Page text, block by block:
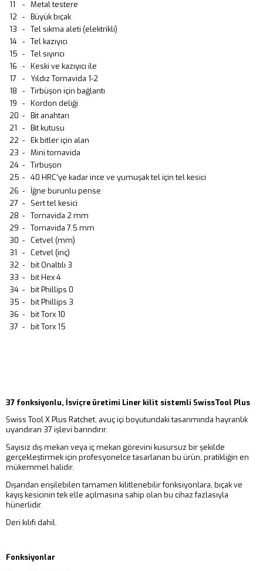
11 - Metal testere
12 - Büyük bıçak
13 - Tel sıkma aleti (elektrikli)
14 - Tel kazıyıcı
15 - Tel sıyırıcı
16 - Keski ve kazıyıcı ile
17
-
Yıldız Tornavida 1-2
18 - Tirbüşon için bağlantı
19 - Kordon deliği
20 - Bit anahtarı
21 - Bit kutusu
22 - Ek bitler için alan
23 - Mini tornavida
24 - Tirbuşon
25 - 40 HRC'ye kadar ince ve yumuşak tel için tel kesici
26 -
İğne burunlu pense
27 -
Sert tel kesici
28 - Tornavida 2 mm
29 - Tornavida 7.5 mm
30 -
Cetvel (mm)
31 -
Cetvel (inç)
32 - bit Onaltılı 3
33 - bit Hex 4
34 - bit Phillips 0
35 - bit Phillips 3
36 - bit Torx 10
37 - bit Torx 15
37 fonksiyonlu, İsviçre üretimi Liner kilit sistemli SwissTool Plus
Swiss Tool X Plus Ratchet, avuç içi boyutundaki tasarımında hayranlık
uyandıran 37 işlevi barındırır.
Sayısız dış mekan veya iç mekan görevini kusursuz bir şekilde
gerçekleştirmek için profesyonelce tasarlanan bu ürün, pratikliğin en
mükemmel halidir.
Dışarıdan erişilebilen tamamen kilitlenebilir fonksiyonlara, bıçak ve
kayış kesicinin tek elle açılmasına sahip olan bu cihaz fazlasıyla
hünerlidir.
Deri kılıfı dahil.
Fonksiyonlar